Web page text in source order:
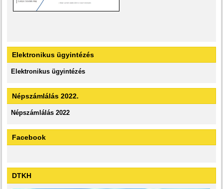
Elektronikus ügyintézés
Elektronikus ügyintézés
Népszámlálás 2022.
Népszámlálás 2022
Facebook
DTKH